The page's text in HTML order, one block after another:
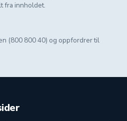
fra innholdet.
(800 800 40) og oppfordrer til